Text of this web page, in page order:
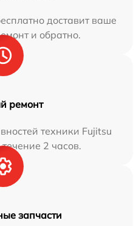
доставит ваше
и обратно.
ремонт
техники Fujitsu
2 часов.
запчасти